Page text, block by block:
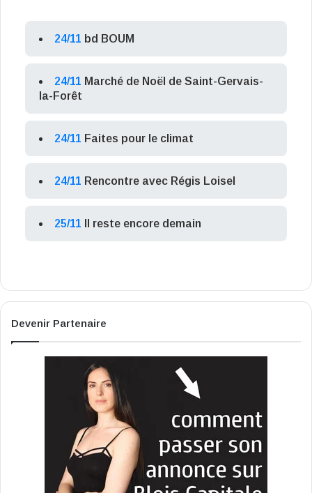
24/11 bd BOUM
24/11 Marché de Noël de Saint-Gervais-
la-Forêt
24/11 Faites pour le climat
24/11 Rencontre avec Régis Loisel
25/11 Il reste encore demain
Devenir Partenaire